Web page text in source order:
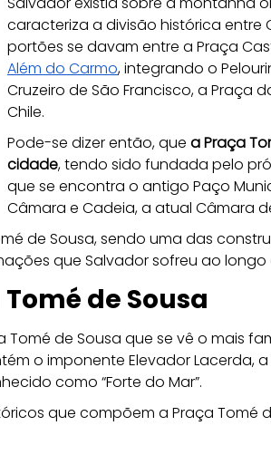
caracteriza a divisão histórica entre
portões se davam entre a Praça
Além do Carmo, integrando o
Cruzeiro de São Francisco, a Praça
Chile.
Pode-se dizer então, que a Praça
cidade, tendo sido fundada pelo
que se encontra o antigo Paço
Câmara e Cadeia, a atual Câmara
de Sousa, sendo uma das
que Salvador sofreu ao
de Sousa
de Sousa que se vê o mais
o imponente Elevador Lacerda,
como “Forte do Mar”.
que compõem a Praça Tomé